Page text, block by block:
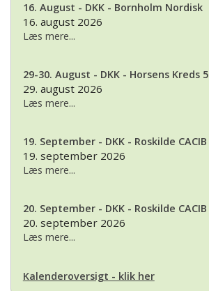
16. August - DKK - Bornholm Nordisk
16. august 2026
Læs mere...
29-30. August - DKK - Horsens Kreds 5
29. august 2026
Læs mere...
19. September - DKK - Roskilde CACIB
19. september 2026
Læs mere...
20. September - DKK - Roskilde CACIB
20. september 2026
Læs mere...
Kalenderoversigt - klik her